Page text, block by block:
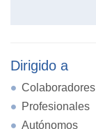
Dirigido a
Colaboradores
Profesionales
Autónomos